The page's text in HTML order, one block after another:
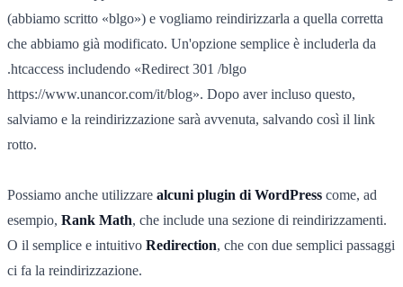
(abbiamo scritto «blgo») e vogliamo reindirizzarla a quella corretta
che abbiamo già modificato. Un'opzione semplice è includerla da
.htcaccess includendo «Redirect 301 /blgo
https://www.unancor.com/it/blog». Dopo aver incluso questo,
salviamo e la reindirizzazione sarà avvenuta, salvando così il link
rotto.
Possiamo anche utilizzare alcuni plugin di WordPress come, ad
esempio, Rank Math, che include una sezione di reindirizzamenti.
O il semplice e intuitivo Redirection, che con due semplici passaggi
ci fa la reindirizzazione.